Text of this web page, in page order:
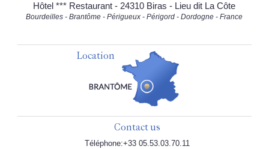
Hôtel *** Restaurant - 24310 Biras - Lieu dit La Côte
Bourdeilles - Brantôme - Périgueux - Périgord - Dordogne - France
Location
Contact us
Téléphone:+33 05.53.03.70.11